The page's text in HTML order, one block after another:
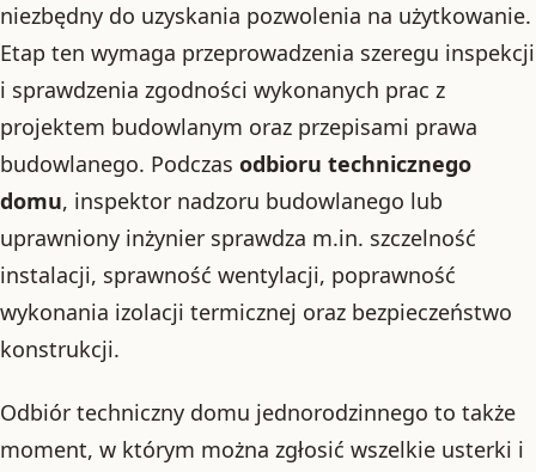
niezbędny do uzyskania pozwolenia na użytkowanie.
Etap ten wymaga przeprowadzenia szeregu inspekcji
i sprawdzenia zgodności wykonanych prac z
projektem budowlanym oraz przepisami prawa
budowlanego. Podczas odbioru technicznego
domu, inspektor nadzoru budowlanego lub
uprawniony inżynier sprawdza m.in. szczelność
instalacji, sprawność wentylacji, poprawność
wykonania izolacji termicznej oraz bezpieczeństwo
konstrukcji.
Odbiór techniczny domu jednorodzinnego to także
moment, w którym można zgłosić wszelkie usterki i